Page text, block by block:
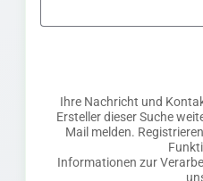
Ihre Nachricht und
Ersteller dieser Suche
Mail melden.
Informationen zur